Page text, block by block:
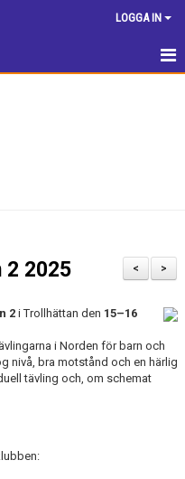
LOGGA IN
>
<
2 2025
2 i Trollhättan den 15–16
i Norden för barn och
nivå, bra motstånd och en härlig
tävling och, om schemat